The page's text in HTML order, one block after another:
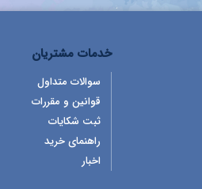
خدمات مشتریان
سوالات متداول
قوانین و مقررات
ثبت شکایات
راهنمای خرید
اخبار